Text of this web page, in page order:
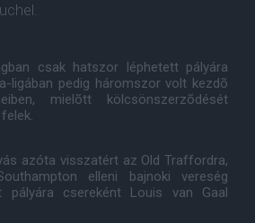
csak hatszor léphetett pályára
ligában pedig háromszor volt kezdõ
mielõtt kölcsönszerzõdését
azóta visszatért az Old Traffordra,
elleni bajnoki vereség
pályára csereként Louis van Gaal